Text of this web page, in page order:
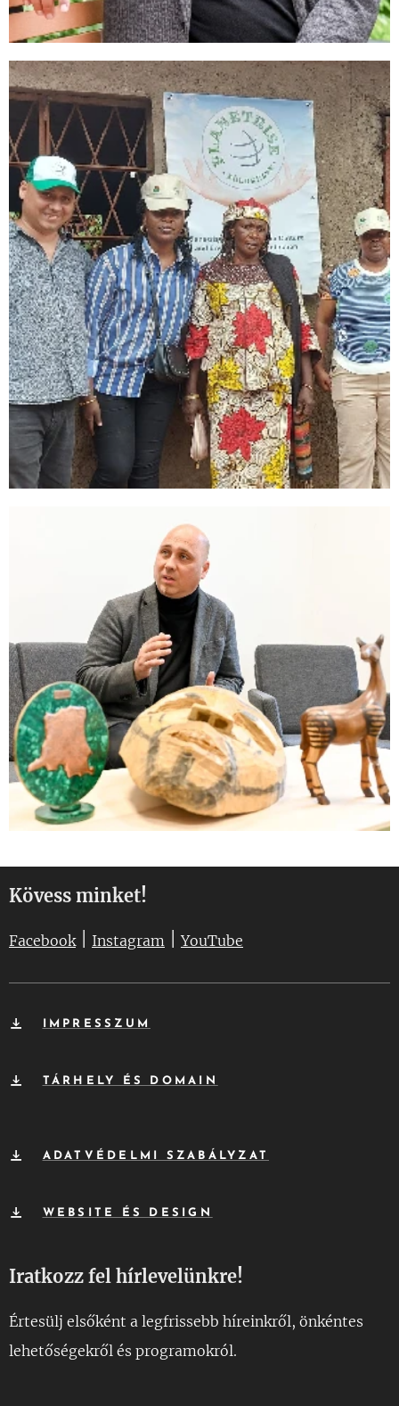
Kövess minket!
Facebook| Instagram YouTube
IMPRESSZUM
TÁRHELY ÉS DOMAIN
ADATVÉDELMI SZABÁLYZAT
WEBSITE ÉS DESIGN
Iratkozz fel hírlevelünkre!
Értesülj elsőként a legfrissebb híreinkről, önkéntes
lehetőségekről és programokról.